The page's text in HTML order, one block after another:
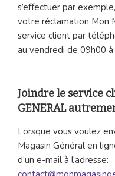
s’effectuer par
votre réclamation Mon
service client par
au vendredi de 09h00
Joindre le service
GENERAL
Lorsque vous voulez
Magasin Général en
d’un e-mail à l’adresse: